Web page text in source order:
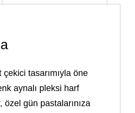
çekici tasarımıyla öne
aynalı pleksi harf
özel gün pastalarınıza